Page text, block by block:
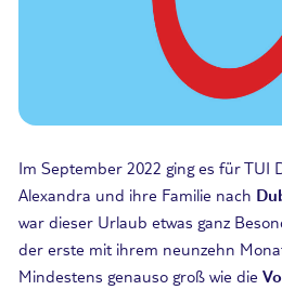
Im September 2022 ging es für TUI
Alexandra und ihre Familie nach
war dieser Urlaub etwas ganz
der erste mit ihrem neunzehn
Mindestens genauso groß wie die